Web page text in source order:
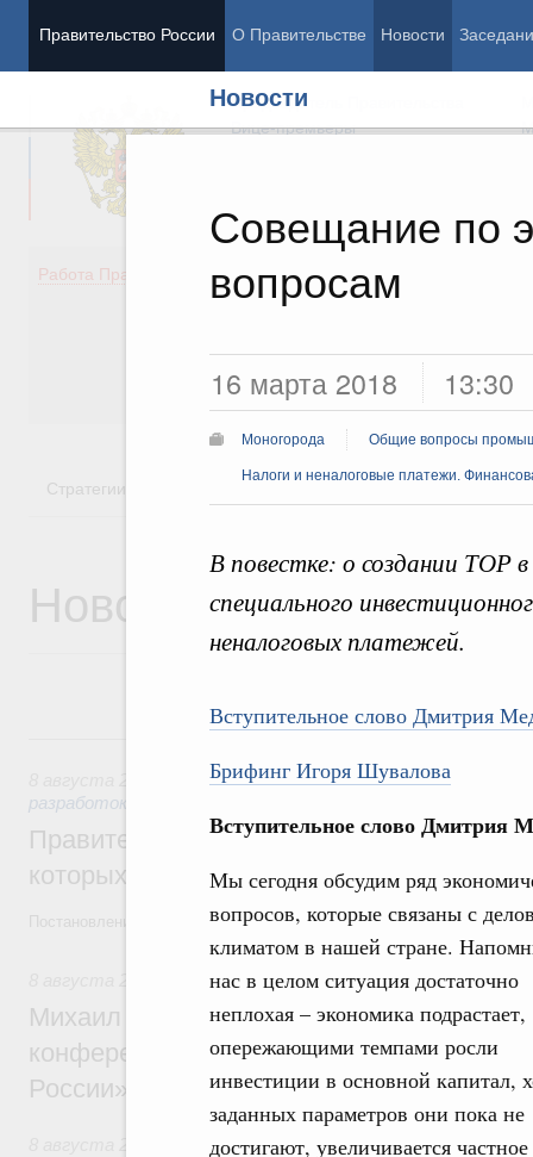
Правительство России О Правительстве Новости
Новости
Совещание по
вопросам
16 марта 2018 13:30
Моногорода Общие вопросы
Налоги и неналоговые платежи.
В повестке: о создании ТОР
специального
неналоговых платежей.
Вступительное слово Дмитрия
Брифинг Игоря Шувалова
Вступительное слово Дмитрия
Мы сегодня обсудим ряд
вопросов, которые связаны с
климатом в нашей стране.
нас в целом ситуация достаточно
неплохая – экономика подрастает,
опережающими темпами росли
инвестиции в основной капитал,
заданных параметров они пока не
достигают, увеличивается частное
Председатель Правительства
Вице-премьеры
Работа Правительства
Демография
Здоровье
Общество
Государство
Стратегии Государственные программы
Новости
8 августа, суббота
Государственная политика в сфере
разработок
Правительство расширило перечень
которых освобождаются от НДФЛ
Постановление от 5 августа 2026 года №978
Отрасль информационных технологий
Михаил Мишустин дал поручения по
конференции «Цифровая индустрия
России»
Спорт высших достижений и массовый